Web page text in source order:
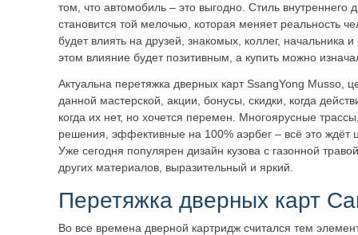
том, что автомобиль – это выгодно. Стиль внутреннего
становится той мелочью, которая меняет реальность
будет влиять на друзей, знакомых, коллег, начальника
этом влияние будет позитивным, а купить можно
Актуальна перетяжка дверных карт SsangYong Musso,
данной мастерской, акции, бонусы, скидки, когда
когда их нет, но хочется перемен. Многоярусные
решения, эффективные на 100% аэрбег – всё это ждёт
Уже сегодня популярен дизайн кузова с газонной
других материалов, выразительный и яркий.
Перетяжка дверных карт
Во все времена дверной картридж считался тем